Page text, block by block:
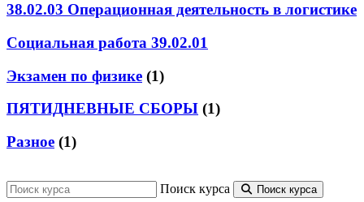
38.02.03 Операционная деятельность в логистике
Социальная работа 39.02.01
Экзамен по физике (1)
ПЯТИДНЕВНЫЕ СБОРЫ (1)
Разное (1)
Поиск курса Поиск курса